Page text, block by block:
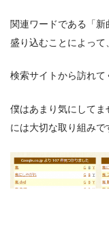
関連ワードである「
盛り込むことによって、
検索サイトから訪れて
僕はあまり気にしてま
には大切な取り組みで